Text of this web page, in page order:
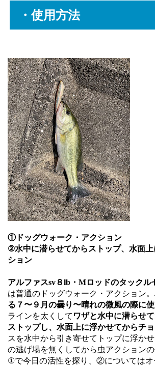
・使用方法
①ドッグウォーク・アクション
②水中に潜らせてからストップ、水面上
ション
アルファスsv８lb・Mロッドのタックル
は普通のドッグウォーク・アクション。
る７〜９月の曇り〜晴れの微風の際に使
ラインを太くして ワザと水中に潜らせ
ストップし、水面上に浮かせてからチ
スを水中から引き寄せてトップに浮か
の逃げ場を無くしてから虫アクションの
①で今日の活性を探り、②についてはオ